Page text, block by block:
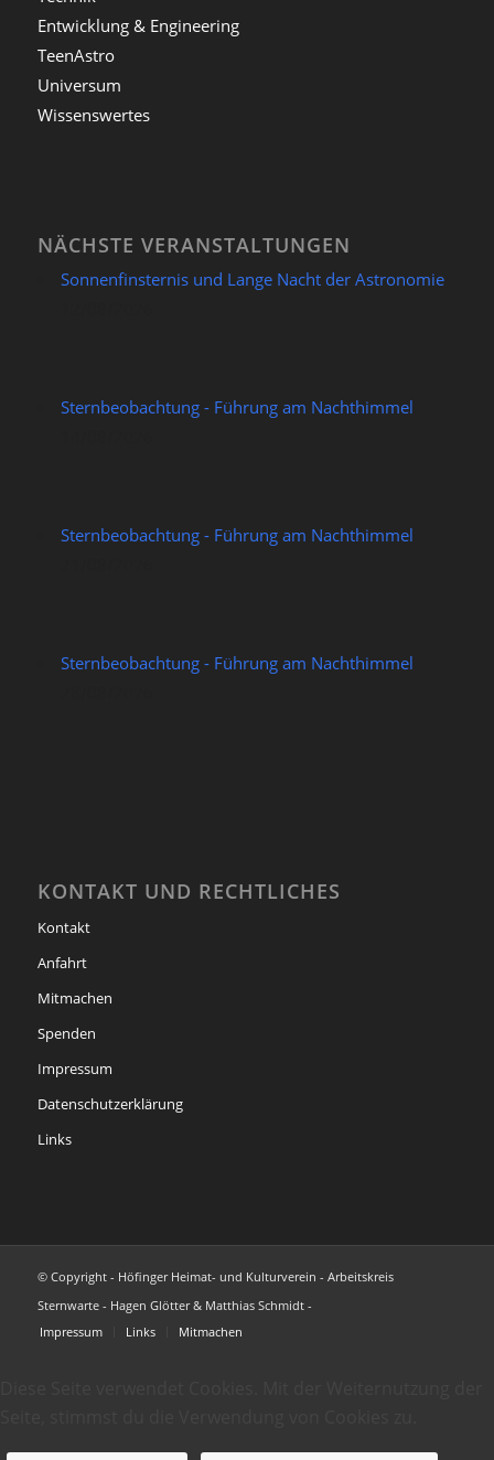
Entwicklung & Engineering
TeenAstro
Universum
Wissenswertes
NÄCHSTE VERANSTALTUNGEN
Sonnenfinsternis und Lange Nacht der Astronomie
Sternbeobachtung - Führung am Nachthimmel
Sternbeobachtung - Führung am Nachthimmel
Sternbeobachtung - Führung am Nachthimmel
KONTAKT UND RECHTLICHES
Kontakt
Anfahrt
Mitmachen
Spenden
Impressum
Datenschutzerklärung
Links
© Copyright - Höfinger Heimat- und Kulturverein - Arbeitskreis
Sternwarte - Hagen Glötter & Matthias Schmidt -
Impressum
Links Mitmachen